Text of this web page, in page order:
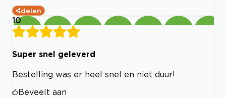
delen
10
Super snel geleverd
Bestelling was er heel snel en niet duur!
Beveelt aan